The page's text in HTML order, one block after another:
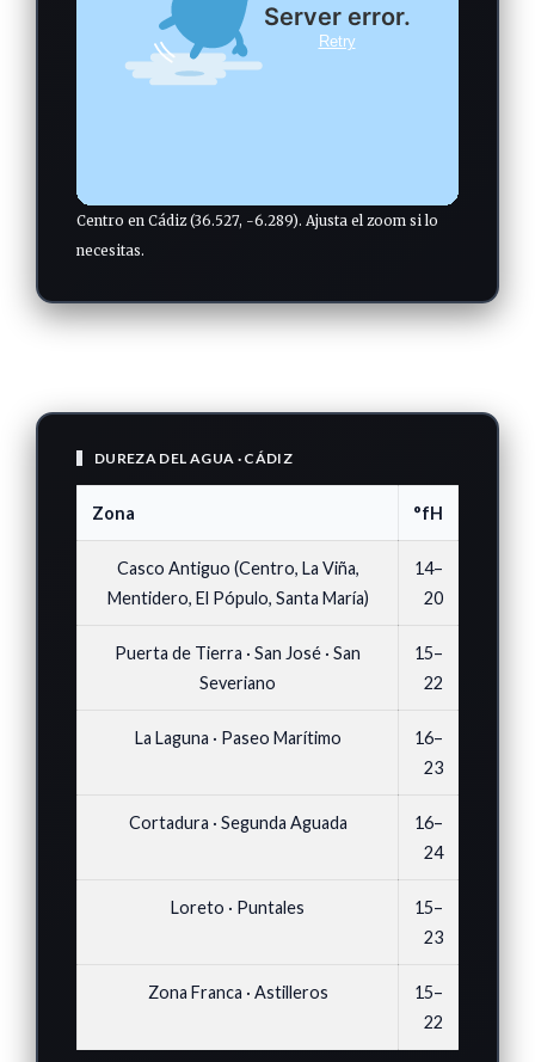
Centro en Cádiz (36.527, -6.289). Ajusta el zoom si lo
necesitas.
DUREZA DEL AGUA · CÁDIZ
Zona °fH
Casco Antiguo (Centro, La Viña,
Mentidero, El Pópulo, Santa María)
14–
20
Puerta de Tierra · San José · San
Severiano
15–
22
La Laguna · Paseo Marítimo
16–
23
Cortadura · Segunda Aguada
16–
24
Loreto · Puntales
15–
23
Zona Franca · Astilleros
15–
22